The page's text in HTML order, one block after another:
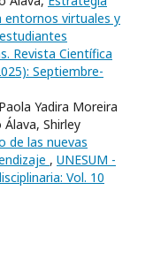
entornos virtuales y
Revista Científica
Septiembre-
Yadira Moreira
Shirley
de las nuevas
, UNESUM -
Vol. 10